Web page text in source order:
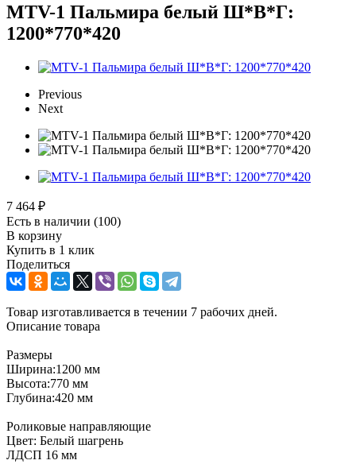
MTV-1 Пальмира белый Ш*В*Г:
1200*770*420
Previous
Next
7 464 ₽
Есть в наличии (100)
В корзину
Купить в 1 клик
Поделиться
Товар изготавливается в течении 7 рабочих дней.
Описание товара
Размеры
Ширина:1200 мм
Высота:770 мм
Глубина:420 мм
Роликовые направляющие
Цвет: Белый шагрень
ЛДСП 16 мм